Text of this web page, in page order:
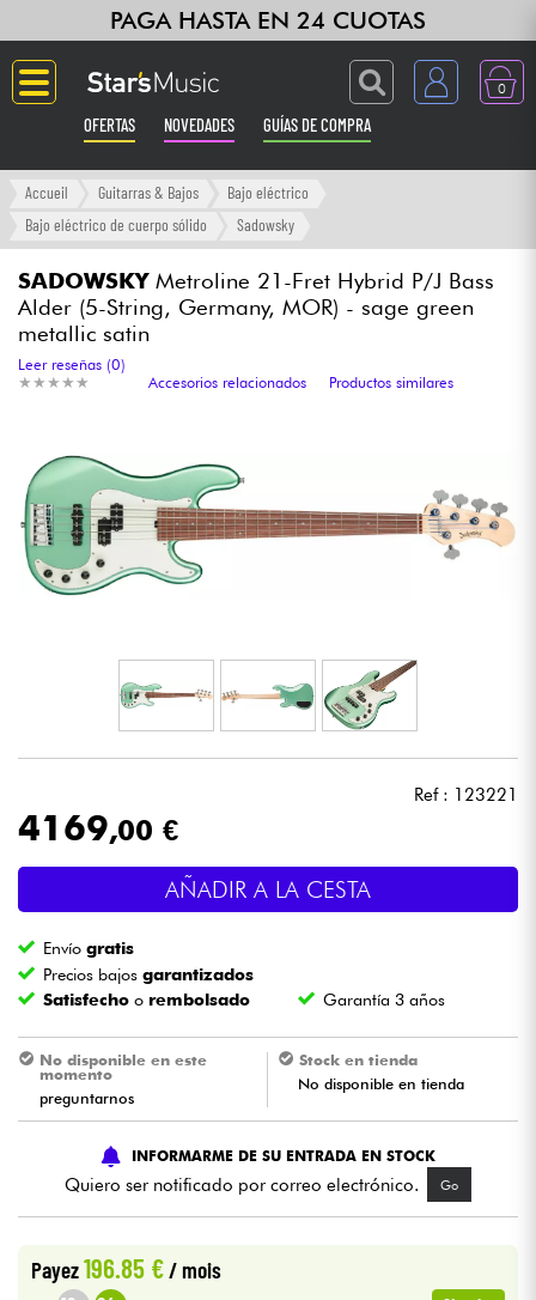
PAGA HASTA EN 24 CUOTAS
0
OFERTAS NOVEDADES GUÍAS DE COMPRA
Langue
Ampli & Efectos
Pianos
Grabación
Auriculares
Luces
Batería y percusión
Vientos
Violines y cuarteto
Niños
HiFi
Bundle
Accueil Guitarras & Bajos
Bajo eléctrico
Bajo eléctrico de cuerpo sólido
Sadowsky
SADOWSKYMetroline 21-Fret Hybrid P/J Bass
Alder (5-String, Germany, MOR) - sage green
metallic satin
★ ★ ★ ★ ★
★ ★ ★ ★ ★
Leer reseñas (0)
Accesorios relacionados
Productos similares
Ref : 123221
4169,00 €
AÑADIR A LA CESTA
Envíogratis
Precios bajosgarantizados
Satisfecho o rembolsado Garantía 3 años
No disponible en este
momento
preguntarnos
Stock en tienda
No disponible en tienda
INFORMARME DE SU ENTRADA EN STOCK
Quiero ser notificado por correo electrónico. Go
Payez196.85 € / mois